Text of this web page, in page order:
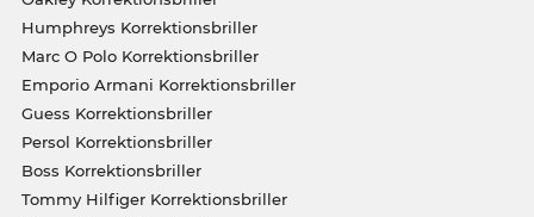
Humphreys Korrektionsbriller
Marc O Polo Korrektionsbriller
Emporio Armani Korrektionsbriller
Guess Korrektionsbriller
Persol Korrektionsbriller
Boss Korrektionsbriller
Tommy Hilfiger Korrektionsbriller